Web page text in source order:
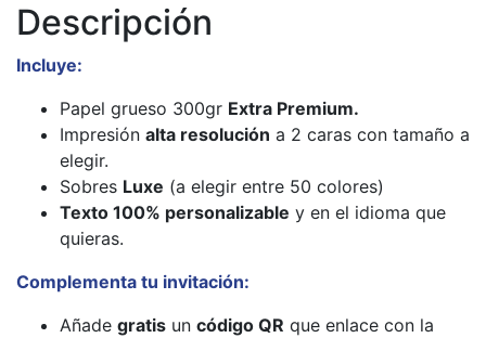
Descripción
Incluye:
Papel grueso 300gr Extra Premium.
Impresión alta resolución a 2 caras con tamaño a
elegir.
Sobres Luxe (a elegir entre 50 colores)
Texto 100% personalizable y en el idioma que
quieras.
Complementa tu invitación:
Añade gratis un código QR que enlace con la